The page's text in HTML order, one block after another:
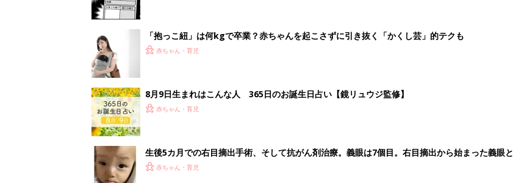
「抱っこ紐」は何kgで卒業？赤ちゃんを起こさずに引き抜く「かくし芸」的テクも
赤ちゃん・育児
8月9日生まれはこんな人 365日のお誕生日占い【鏡リュウジ監修】
赤ちゃん・育児
生後5カ月での右目摘出手術、そして抗がん剤治療。義眼は7個目。右目摘出から始まった義眼と
の生活【網膜芽細胞腫】
赤ちゃん・育児